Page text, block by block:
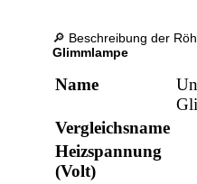
🔎 Beschreibung der
Glimmlampe
Name
Vergleichsname
Heizspannung
(Volt)